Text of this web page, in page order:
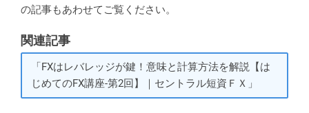
の記事もあわせてご覧ください。
関連記事
「FXはレバレッジが鍵！意味と計算方法を解説【は
じめてのFX講座-第2回】｜セントラル短資ＦＸ」